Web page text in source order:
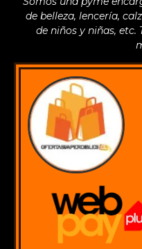
de belleza, lencería,
de niños y niñas, etc.